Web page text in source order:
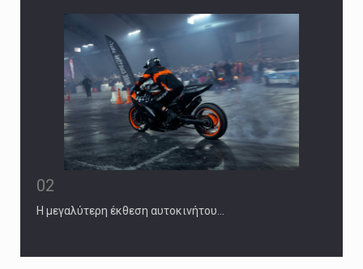
02
Η μεγαλύτερη έκθεση αυτοκινήτου…